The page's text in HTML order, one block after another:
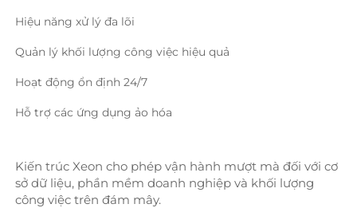
Hiệu năng xử lý đa lõi
Quản lý khối lượng công việc hiệu quả
Hoạt động ổn định 24/7
Hỗ trợ các ứng dụng ảo hóa
Kiến trúc Xeon cho phép vận hành mượt mà đối với cơ
sở dữ liệu, phần mềm doanh nghiệp và khối lượng
công việc trên đám mây.